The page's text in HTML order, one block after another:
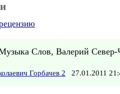
Слов, Валерий
Горбачев 2 27.01.2011